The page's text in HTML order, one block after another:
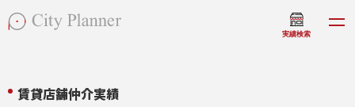
実績検索
賃貸店舗仲介実績